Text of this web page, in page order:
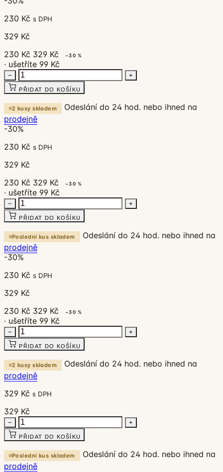
230 Kč s DPH
329 Kč
230 Kč 329 Kč −30 %
· ušetříte 99 Kč
− +
PŘIDAT DO KOŠÍKU
2 kusy skladem
Odeslání do 24 hod. nebo ihned na
prodejně
-30%
230 Kč s DPH
329 Kč
230 Kč 329 Kč −30 %
· ušetříte 99 Kč
− +
PŘIDAT DO KOŠÍKU
Poslední kus skladem
Odeslání do 24 hod. nebo ihned na
prodejně
-30%
230 Kč s DPH
329 Kč
230 Kč 329 Kč −30 %
· ušetříte 99 Kč
− +
PŘIDAT DO KOŠÍKU
2 kusy skladem
Odeslání do 24 hod. nebo ihned na
prodejně
329 Kč s DPH
329 Kč
− +
PŘIDAT DO KOŠÍKU
Poslední kus skladem
Odeslání do 24 hod. nebo ihned na
prodejně